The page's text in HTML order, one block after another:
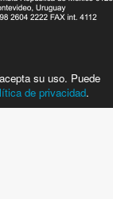
su uso. Puede
de privacidad.